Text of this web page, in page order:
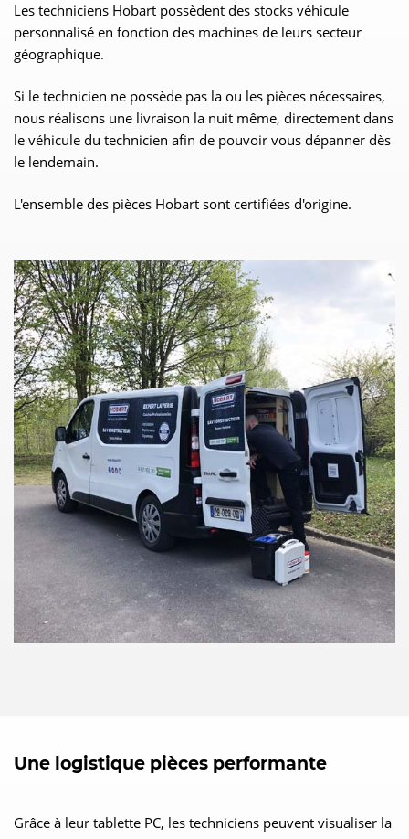
Les techniciens Hobart possèdent des stocks véhicule
personnalisé en fonction des machines de leurs secteur
géographique.
Si le technicien ne possède pas la ou les pièces nécessaires,
nous réalisons une livraison la nuit même, directement dans
le véhicule du technicien afin de pouvoir vous dépanner dès
le lendemain.
L'ensemble des pièces Hobart sont certifiées d'origine.
Une logistique pièces performante
Grâce à leur tablette PC, les techniciens peuvent visualiser la